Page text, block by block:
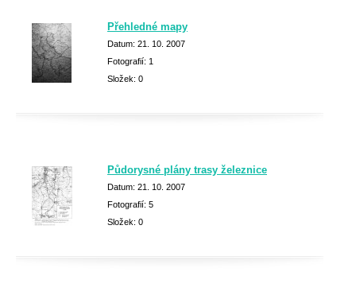
Přehledné mapy
Datum: 21. 10. 2007
Fotografií: 1
Složek: 0
Půdorysné plány trasy železnice
Datum: 21. 10. 2007
Fotografií: 5
Složek: 0